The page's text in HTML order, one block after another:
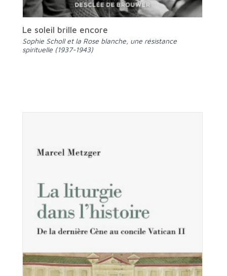
Le soleil brille encore
Sophie Scholl et la Rose blanche, une résistance
spirituelle (1937-1943)